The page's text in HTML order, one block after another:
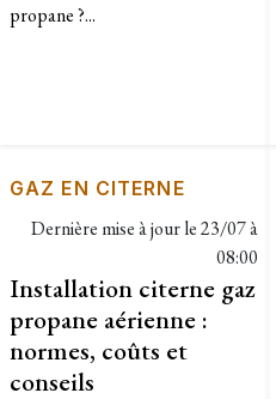
propane ?...
GAZ EN CITERNE
Dernière mise à jour le23/07 à
08:00
Installation citerne gaz
propane aérienne :
normes, coûts et
conseils